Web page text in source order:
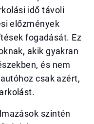
idő távoli
előzmények
fogadását. Ez
akik gyakran
és nem
csak azért,
szintén